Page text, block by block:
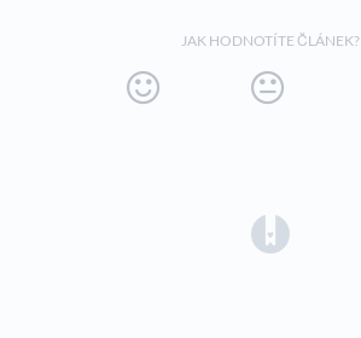
JAK HODNOTÍTE ČLÁNEK?